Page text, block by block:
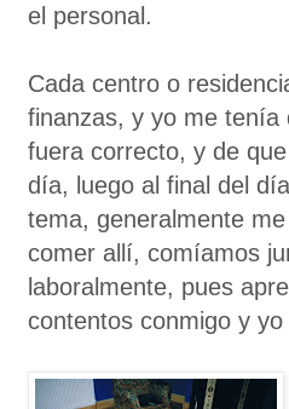
el personal.
Cada centro o
finanzas, y yo me tenía
fuera correcto, y de
día, luego al final del
tema, generalmente
comer allí, comíamos
laboralmente, pues
contentos conmigo y